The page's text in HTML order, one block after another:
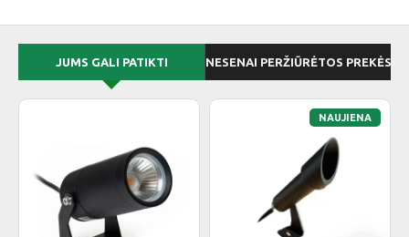
JUMS GALI PATIKTI NESENAI PERŽIŪRĖTOS PREKĖS
NAUJIENA